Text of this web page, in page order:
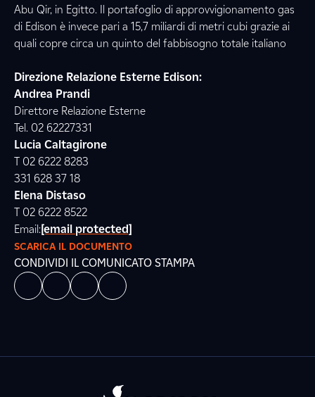
Abu Qir, in Egitto. Il portafoglio di approvvigionamento gas
di Edison è invece pari a 15,7 miliardi di metri cubi grazie ai
quali copre circa un quinto del fabbisogno totale italiano
Direzione Relazione Esterne Edison:
Andrea Prandi
Direttore Relazione Esterne
Tel. 02 62227331
Lucia Caltagirone
T 02 6222 8283
331 628 37 18
Elena Distaso
T 02 6222 8522
Email:[email protected]
SCARICA IL DOCUMENTO
CONDIVIDI IL COMUNICATO STAMPA